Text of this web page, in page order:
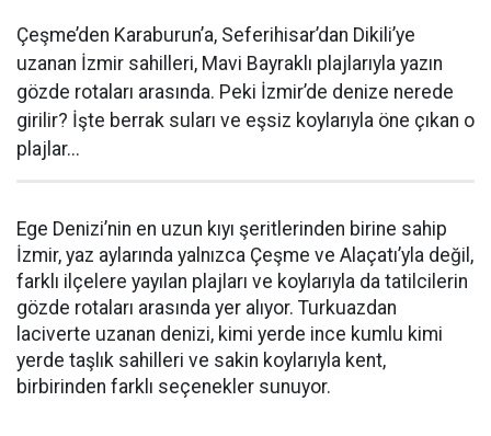
Çeşme’den Karaburun’a, Seferihisar’dan Dikili’ye
uzanan İzmir sahilleri, Mavi Bayraklı plajlarıyla yazın
gözde rotaları arasında. Peki İzmir’de denize nerede
girilir? İşte berrak suları ve eşsiz koylarıyla öne çıkan o
plajlar...
Ege Denizi’nin en uzun kıyı şeritlerinden birine sahip
İzmir, yaz aylarında yalnızca Çeşme ve Alaçatı’yla değil,
farklı ilçelere yayılan plajları ve koylarıyla da tatilcilerin
gözde rotaları arasında yer alıyor. Turkuazdan
laciverte uzanan denizi, kimi yerde ince kumlu kimi
yerde taşlık sahilleri ve sakin koylarıyla kent,
birbirinden farklı seçenekler sunuyor.